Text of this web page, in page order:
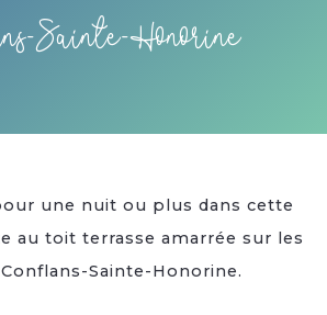
Sainte-Honorine
une nuit ou plus dans cette
au toit terrasse amarrée sur les
Sainte-Honorine.